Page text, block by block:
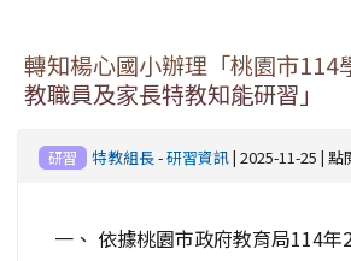
轉知楊心國小辦理「桃園市114
教職員及家長特教知能研習」
研習 特教組長-研習資訊| 2025-11-25 | 點
一、 依據桃園市政府教育局114